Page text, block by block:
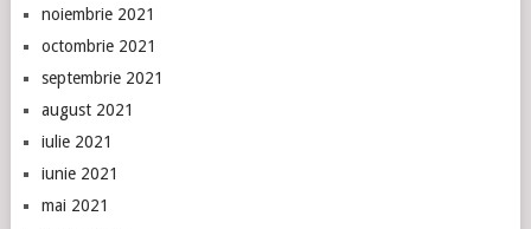
noiembrie 2021
octombrie 2021
septembrie 2021
august 2021
iulie 2021
iunie 2021
mai 2021